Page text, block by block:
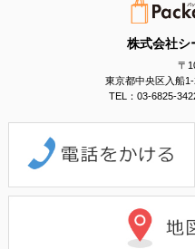
株式会社シ
〒
東京都中央区入船
TEL：03-6825-